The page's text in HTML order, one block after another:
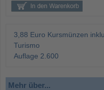
3,88 Euro Kursmünzen
Turismo
Auflage 2.600
Mehr über...